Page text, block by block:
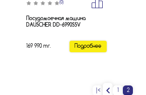
(0)
Посудомоечная машина
DAUSCHER DD-6990SSV
169 990 тг. Подробнее
|< 2